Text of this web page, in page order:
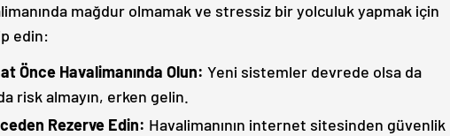
mağdur olmamak ve stressiz bir yolculuk yapmak için
edin:
Önce Havalimanında Olun: Yeni sistemler devrede olsa da
risk almayın, erken gelin.
Rezerve Edin: Havalimanının internet sitesinden güvenlik